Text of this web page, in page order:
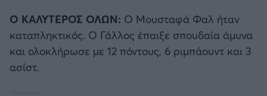
O ΚΑΛΥΤΕΡΟΣ ΟΛΩΝ: Ο Μουσταφά Φαλ ήταν
καταπληκτικός. Ο Γάλλος έπαιξε σπουδαία άμυνα
και ολοκλήρωσε με 12 πόντους, 6 ριμπάουντ και 3
ασίστ.